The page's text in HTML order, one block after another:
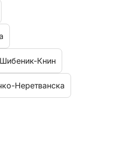
Книн
Неретванска